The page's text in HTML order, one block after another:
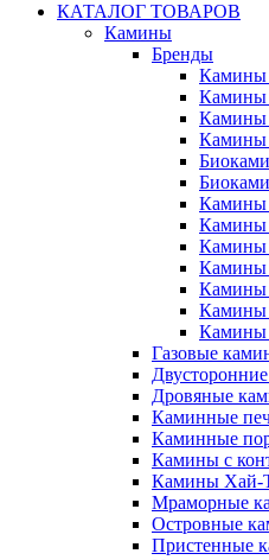
КАТАЛОГ ТОВАРОВ
Камины
Бренды
Камины
Камины
Камины
Камины
Камины
Камины
Камины
Камины
Камины
Камины
Газовые
Дровяные
Каминные
Каминные
Камины с
Камины Хай-
Мраморные
Островные
Пристенные